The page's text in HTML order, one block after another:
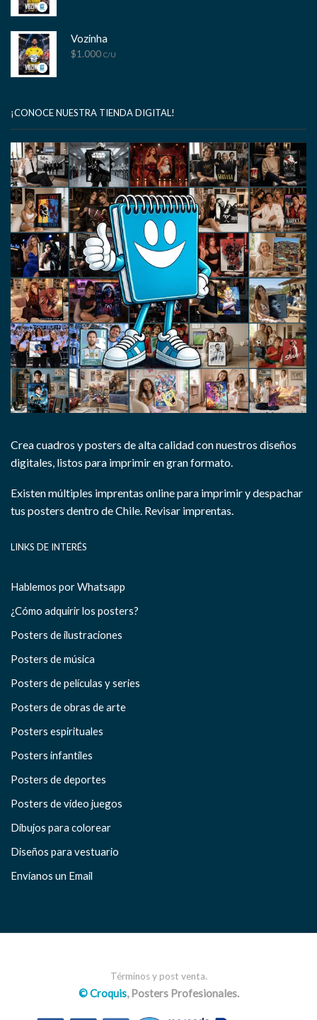
Vozinha
$1.000 C/U
¡CONOCE NUESTRA TIENDA DIGITAL!
Crea cuadros y posters de alta calidad con nuestros diseños
digitales, listos para imprimir en gran formato.
Existen múltiples imprentas online para imprimir y despachar
tus posters dentro de Chile. Revisar imprentas.
LINKS DE INTERÉS
Hablemos por Whatsapp
¿Cómo adquirir los posters?
Posters de ilustraciones
Posters de música
Posters de películas y series
Posters de obras de arte
Posters espirituales
Posters infantiles
Posters de deportes
Posters de video juegos
Dibujos para colorear
Diseños para vestuario
Envíanos un Email
Términos y post venta.
© Croquis, Posters Profesionales.